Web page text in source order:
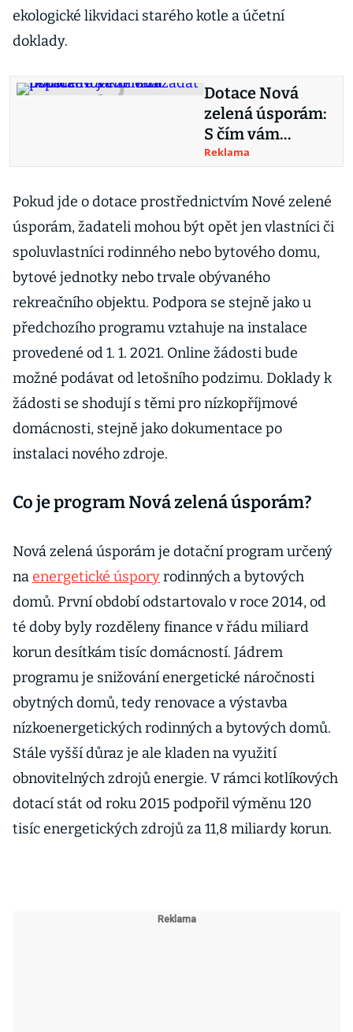
ekologické likvidaci starého kotle a účetní
doklady.
Dotace Nová
zelená úsporám:
S čím vám
pomůže a jak o ni
Reklama
Pokud jde o dotace prostřednictvím Nové zelené
úsporám, žadateli mohou být opět jen vlastníci či
spoluvlastníci rodinného nebo bytového domu,
bytové jednotky nebo trvale obývaného
rekreačního objektu. Podpora se stejně jako u
předchozího programu vztahuje na instalace
provedené od 1. 1. 2021. Online žádosti bude
možné podávat od letošního podzimu. Doklady k
žádosti se shodují s těmi pro nízkopříjmové
domácnosti, stejně jako dokumentace po
instalaci nového zdroje.
Co je program Nová zelená úsporám?
Nová zelená úsporám je dotační program určený
na energetické úsporyrodinných a bytových
domů. První období odstartovalo v roce 2014, od
té doby byly rozděleny finance v řádu miliard
korun desítkám tisíc domácností. Jádrem
programu je snižování energetické náročnosti
obytných domů, tedy renovace a výstavba
nízkoenergetických rodinných a bytových domů.
Stále vyšší důraz je ale kladen na využití
obnovitelných zdrojů energie. V rámci kotlíkových
dotací stát od roku 2015 podpořil výměnu 120
tisíc energetických zdrojů za 11,8 miliardy korun.